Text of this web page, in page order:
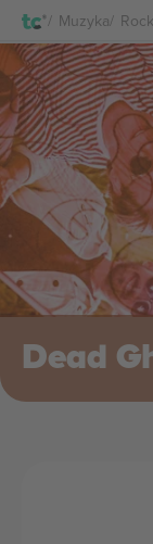
Muzyka Rock
Dead